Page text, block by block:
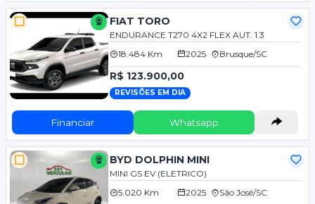
FIAT TORO
ENDURANCE T270 4X2 FLEX AUT. 1.3
18.484 Km
2025 Brusque/SC
R$ 123.900,00
REVISÕES EM DIA
Financiar Whatsapp
BYD DOLPHIN MINI
MINI GS EV (ELETRICO)
5.020 Km
2025 São José/SC